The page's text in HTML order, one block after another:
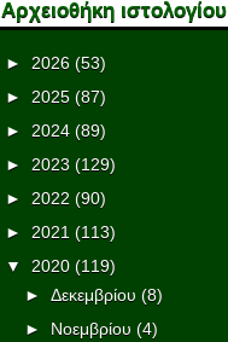
Αρχειοθήκη ιστολογίου
► 2026 (53)
► 2025 (87)
► 2024 (89)
► 2023 (129)
► 2022 (90)
► 2021 (113)
▼
2020 (119)
►Δεκεμβρίου (8)
► Νοεμβρίου (4)